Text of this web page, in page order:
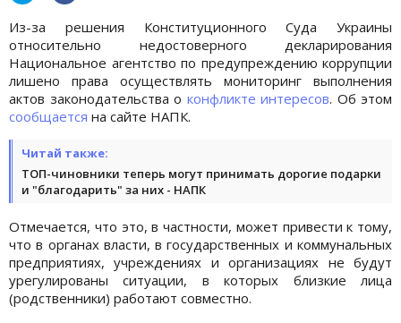
Из-за решения Конституционного Суда Украины
относительно недостоверного декларирования
Национальное агентство по предупреждению коррупции
лишено права осуществлять мониторинг выполнения
актов законодательства о конфликте интересов. Об этом
сообщается на сайте НАПК.
Читай также:
ТОП-чиновники теперь могут принимать дорогие подарки
и "благодарить" за них - НАПК
Отмечается, что это, в частности, может привести к тому,
что в органах власти, в государственных и коммунальных
предприятиях, учреждениях и организациях не будут
урегулированы ситуации, в которых близкие лица
(родственники) работают совместно.